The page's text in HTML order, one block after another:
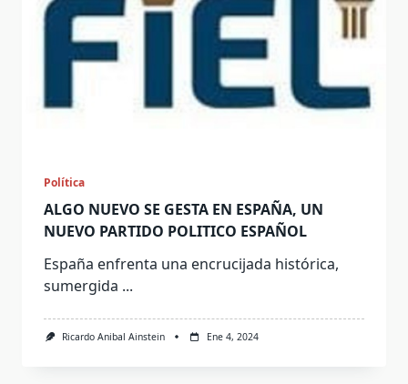
Política
ALGO NUEVO SE GESTA EN ESPAÑA, UN
NUEVO PARTIDO POLITICO ESPAÑOL
España enfrenta una encrucijada histórica,
sumergida ...
Ricardo Anibal Ainstein Ene 4, 2024